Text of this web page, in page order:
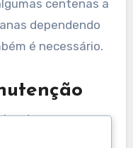
centenas a
dependendo
é necessário.
devem ser
a cada